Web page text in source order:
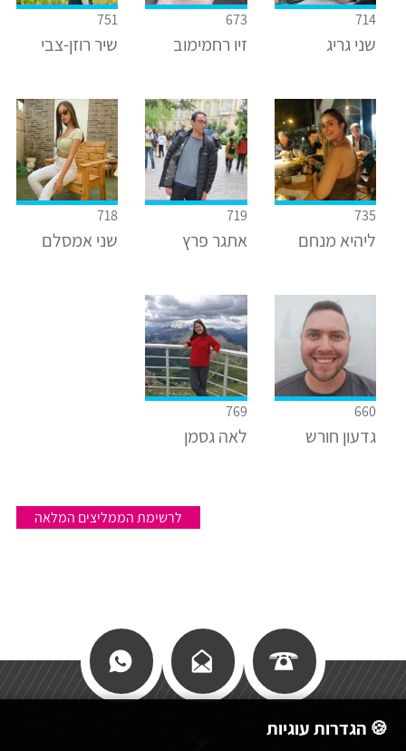
714
שני גריג
673
זיו רחמימוב
751
שיר רוזן-צבי
735
ליהיא מנחם
719
אתגר פרץ
718
שני אמסלם
660
גדעון חורש
769
לאה גסמן
לרשימת הממליצים המלאה
🍪 הגדרות עוגיות